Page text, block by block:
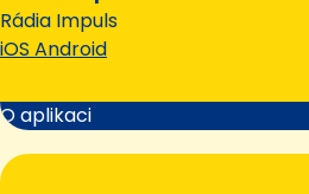
Rádia Impuls
iOS Android
O aplikaci